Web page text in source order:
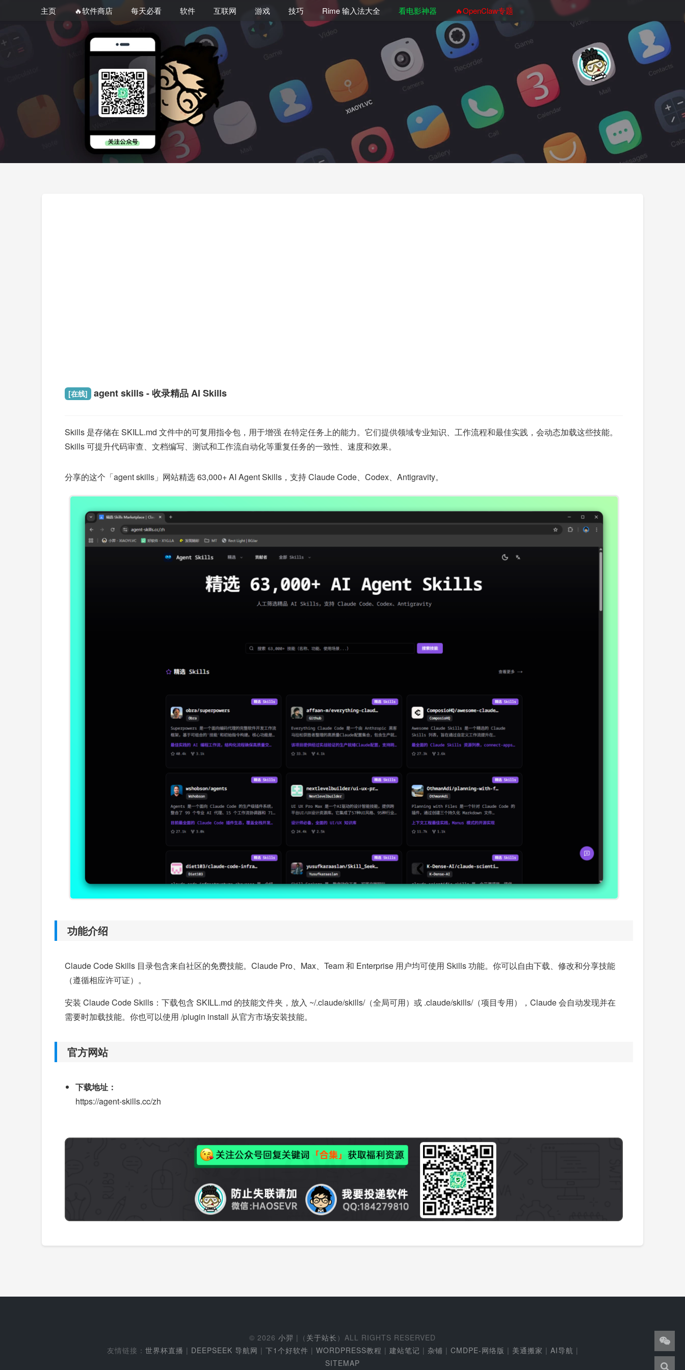
主页 🔥软件商店 每天必看 软件 互联网 游戏 技巧 Rime 输入法大全 看电影神器 🔥OpenClaw专题
[在线] agent skills - 收录精品 AI Skills
Skills 是存储在 SKILL.md 文件中的可复用指令包，用于增强 在特定任务上的能力。它们提供领域专业知识、工作流程和最佳实践，会动态加载这些技能。
Skills 可提升代码审查、文档编写、测试和工作流自动化等重复任务的一致性、速度和效果。
分享的这个「agent skills」网站精选 63,000+ AI Agent Skills，支持 Claude Code、Codex、Antigravity。
功能介绍
Claude Code Skills 目录包含来自社区的免费技能。Claude Pro、Max、Team 和 Enterprise 用户均可使用 Skills 功能。你可以自由下载、修改和分享技能
（遵循相应许可证）。
安装 Claude Code Skills：下载包含 SKILL.md 的技能文件夹，放入 ~/.claude/skills/（全局可用）或 .claude/skills/（项目专用），Claude 会自动发现并在
需要时加载技能。你也可以使用 /plugin install 从官方市场安装技能。
官方网站
下载地址：
https://agent-skills.cc/zh
© 2026 小羿 |（ 关于站长 ）ALL RIGHTS RESERVED
友情链接： 世界杯直播 | DEEPSEEK 导航网 | 下1个好软件 | WORDPRESS教程 | 建站笔记 | 杂铺 | CMDPE-网络版 | 美通搬家 | AI导航 |
SITEMAP